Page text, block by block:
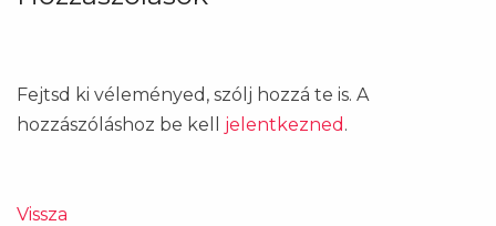
Fejtsd ki véleményed, szólj hozzá te is. A
hozzászóláshoz be kell jelentkezned .
Vissza